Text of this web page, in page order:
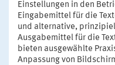
Einstellungen in den
Eingabemittel für die
und alternative,
Ausgabemittel für die
bieten ausgewählte
Anpassung von